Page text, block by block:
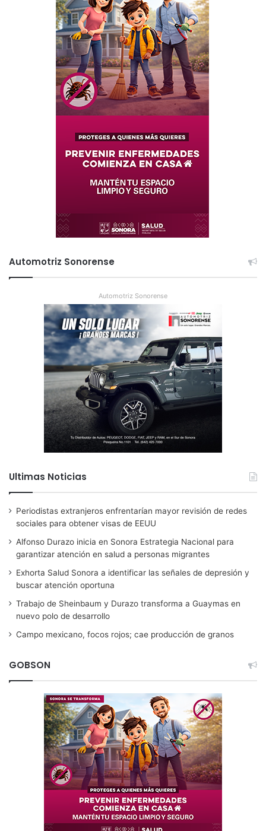
Automotriz Sonorense
Automotriz Sonorense
Ultimas Noticias
Periodistas extranjeros enfrentarían mayor revisión de redes
sociales para obtener visas de EEUU
Alfonso Durazo inicia en Sonora Estrategia Nacional para
garantizar atención en salud a personas migrantes
Exhorta Salud Sonora a identificar las señales de depresión y
buscar atención oportuna
Trabajo de Sheinbaum y Durazo transforma a Guaymas en
nuevo polo de desarrollo
Campo mexicano, focos rojos; cae producción de granos
GOBSON